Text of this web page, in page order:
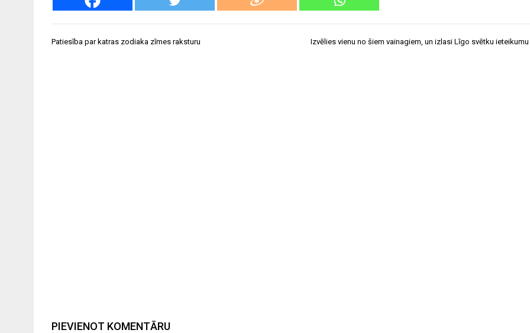
Ziņu
Patiesība par katras zodiaka zīmes raksturu Izvēlies vienu no šiem vainagiem, un izlasi Līgo svētku
PIEVIENOT KOMENTĀRU